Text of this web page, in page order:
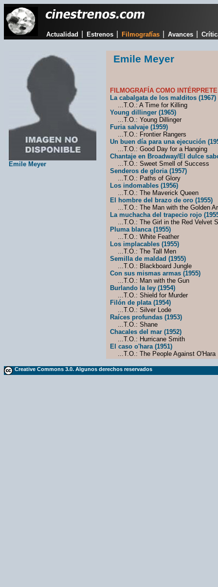
Actualidad Estrenos Filmografías Avances
Emile Meyer
Emile Meyer
FILMOGRAFÍA COMO
La cabalgata de los malditos (1967)
...T.O.: A Time for Killing
Young dillinger (1965)
...T.O.: Young Dillinger
Furia salvaje (1959)
...T.O.: Frontier Rangers
Un buen día para una ejecución
...T.O.: Good Day for a Hanging
Chantaje en Broadway/El dulce
...T.O.: Sweet Smell of Success
Senderos de gloria (1957)
...T.O.: Paths of Glory
Los indomables (1956)
...T.O.: The Maverick Queen
El hombre del brazo de oro (1955)
...T.O.: The Man with the Golden
La muchacha del trapecio rojo
...T.O.: The Girl in the Red Velvet
Pluma blanca (1955)
...T.O.: White Feather
Los implacables (1955)
...T.O.: The Tall Men
Semilla de maldad (1955)
...T.O.: Blackboard Jungle
Con sus mismas armas (1955)
...T.O.: Man with the Gun
Burlando la ley (1954)
...T.O.: Shield for Murder
Filón de plata (1954)
...T.O.: Silver Lode
Raíces profundas (1953)
...T.O.: Shane
Chacales del mar (1952)
...T.O.: Hurricane Smith
El caso o'hara (1951)
...T.O.: The People Against O'Hara
Creative Commons 3.0. Algunos derechos reservados